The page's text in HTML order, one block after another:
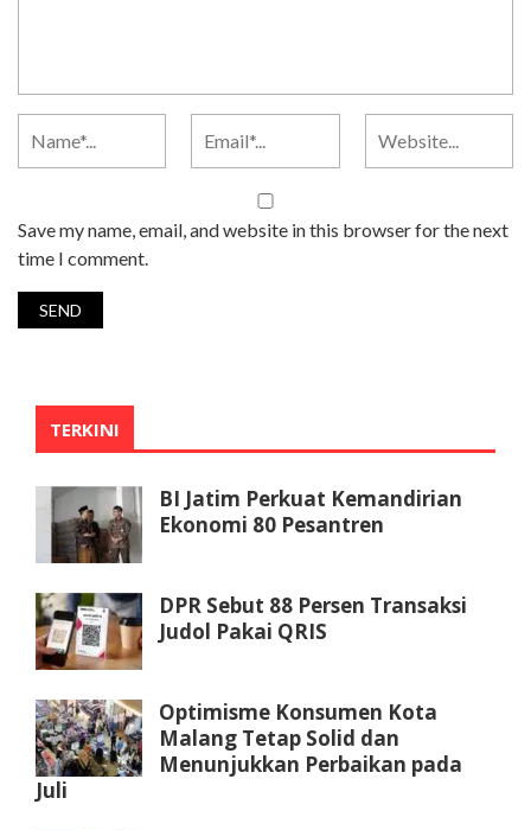
Save my name, email, and website in this browser for the next
time I comment.
TERKINI
BI Jatim Perkuat Kemandirian
Ekonomi 80 Pesantren
DPR Sebut 88 Persen Transaksi
Judol Pakai QRIS
Optimisme Konsumen Kota
Malang Tetap Solid dan
Menunjukkan Perbaikan pada
Juli